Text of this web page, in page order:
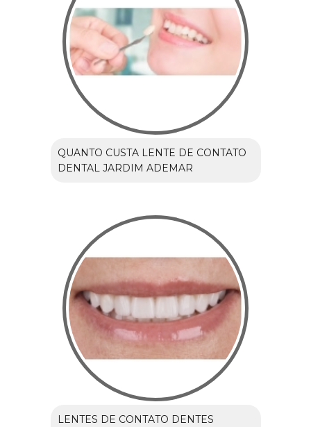
QUANTO CUSTA LENTE DE CONTATO
DENTAL JARDIM ADEMAR
LENTES DE CONTATO DENTES